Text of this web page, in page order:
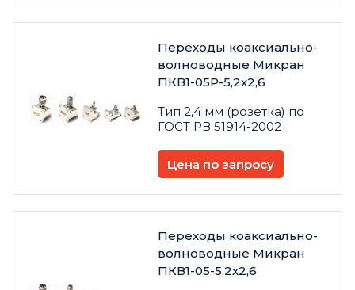
Переходы коаксиально-
волноводные Микран
ПКВ1-05Р-5,2x2,6
Тип 2,4 мм (розетка) по
ГОСТ РВ 51914-2002
Цена по запросу
Переходы коаксиально-
волноводные Микран
ПКВ1-05-5,2х2,6